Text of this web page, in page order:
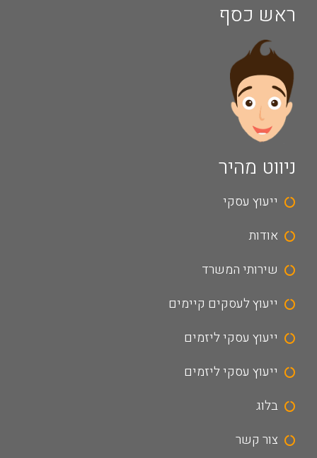
ראש כסף
ניווט מהיר
ייעוץ עסקי
אודות
שירותי המשרד
ייעוץ לעסקים קיימים
ייעוץ עסקי ליזמים
ייעוץ עסקי ליזמים
בלוג
צור קשר